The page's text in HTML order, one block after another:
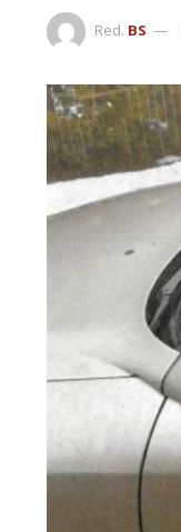
Red. BS